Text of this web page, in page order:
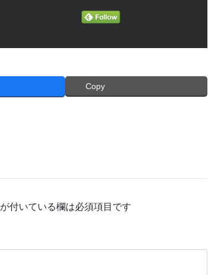
Copy
が付いている欄は必須項目です